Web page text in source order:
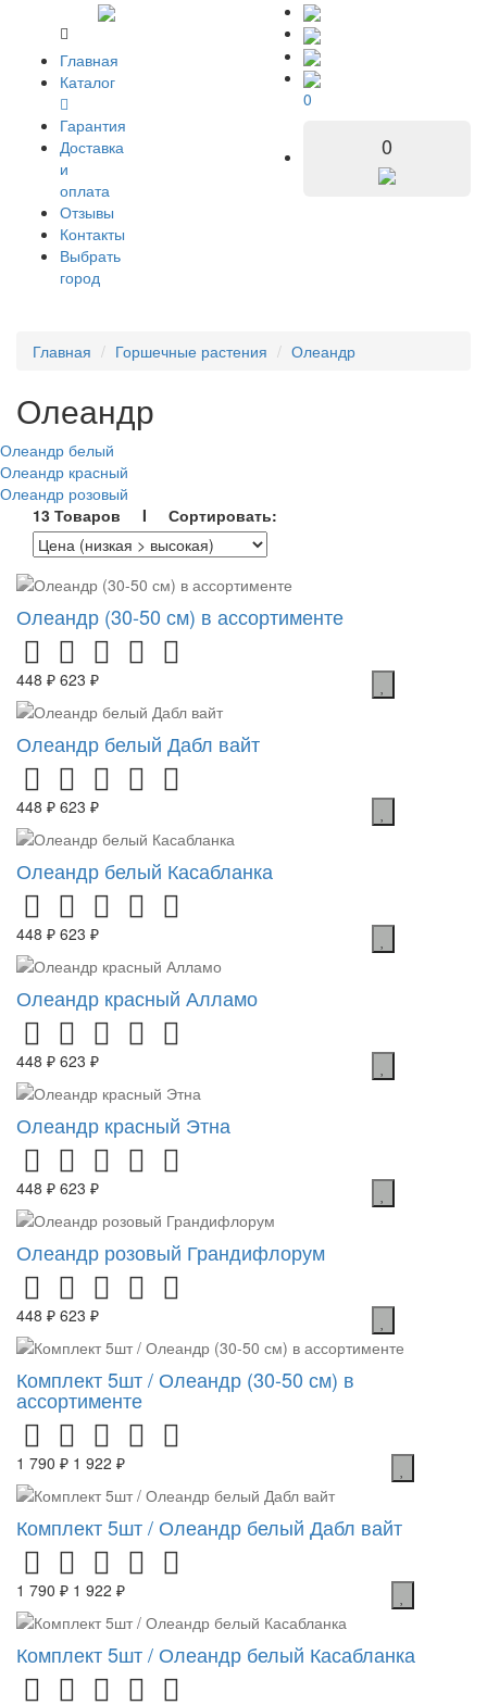
Главная
Каталог
Гарантия
Доставка
и
оплата
Отзывы
Контакты
Выбрать
город
0
0
Главная Горшечные растения Олеандр
Олеандр
Олеандр белый
Олеандр красный
Олеандр розовый
13 Товаров I Сортировать:
Олеандр (30-50 см) в ассортименте
448 ₽ 623 ₽
Олеандр белый Дабл вайт
448 ₽ 623 ₽
Олеандр белый Касабланка
448 ₽ 623 ₽
Олеандр красный Алламо
448 ₽ 623 ₽
Олеандр красный Этна
448 ₽ 623 ₽
Олеандр розовый Грандифлорум
448 ₽ 623 ₽
Комплект 5шт / Олеандр (30-50 см) в
ассортименте
1 790 ₽ 1 922 ₽
Комплект 5шт / Олеандр белый Дабл вайт
1 790 ₽ 1 922 ₽
Комплект 5шт / Олеандр белый Касабланка